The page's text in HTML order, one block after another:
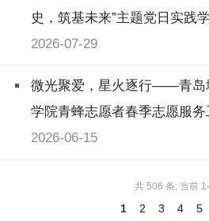
史，筑基未来”主题党日实践
2026-07-29
微光聚爱，星火逐行——青岛
学院青蜂志愿者春季志愿服
2026-06-15
共 506 条, 当前
1 2 3 4 5